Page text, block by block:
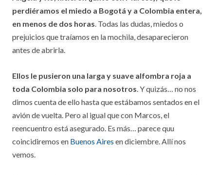
perdiéramos el miedo a Bogotá y a Colombia entera,
en menos de dos horas. Todas las dudas, miedos o
prejuicios que traíamos en la mochila, desaparecieron
antes de abrirla.
Ellos le pusieron una larga y suave alfombra roja a
toda Colombia solo para nosotros. Y quizás… no nos
dimos cuenta de ello hasta que estábamos sentados en el
avión de vuelta. Pero al igual que con Marcos, el
reencuentro está asegurado. Es más… parece quu
coincidiremos en Buenos Aires en diciembre. Allí nos
vemos.